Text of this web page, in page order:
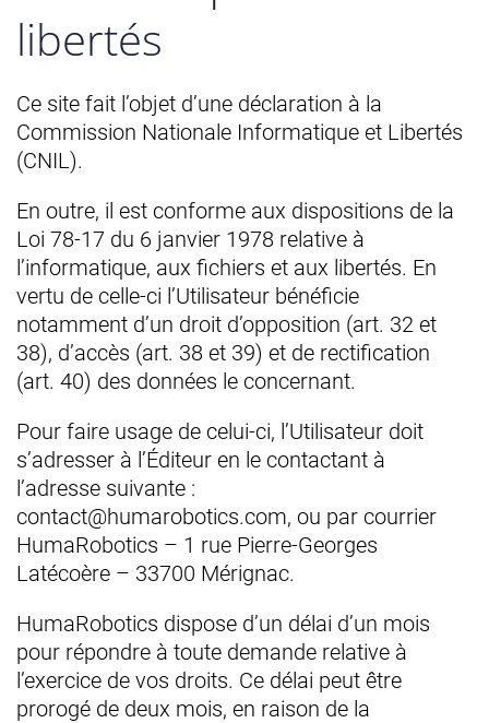
libertés
Ce site fait l’objet d’une déclaration à la
Commission Nationale Informatique et Libertés
(CNIL).
En outre, il est conforme aux dispositions de la
Loi 78-17 du 6 janvier 1978 relative à
l’informatique, aux fichiers et aux libertés. En
vertu de celle-ci l’Utilisateur bénéficie
notamment d’un droit d’opposition (art. 32 et
38), d’accès (art. 38 et 39) et de rectification
(art. 40) des données le concernant.
Pour faire usage de celui-ci, l’Utilisateur doit
s’adresser à l’Éditeur en le contactant à
l’adresse suivante :
contact@humarobotics.com, ou par courrier
HumaRobotics – 1 rue Pierre-Georges
Latécoère – 33700 Mérignac.
HumaRobotics dispose d’un délai d’un mois
pour répondre à toute demande relative à
l’exercice de vos droits. Ce délai peut être
prorogé de deux mois, en raison de la